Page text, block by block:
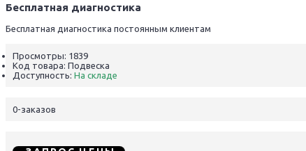
Бесплатная диагностика
Бесплатная диагностика постоянным клиентам
Просмотры: 1839
Код товара: Подвеска
Доступность: На складе
0-заказов